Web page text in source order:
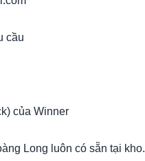
cầu
của Winner
Long luôn có sẵn tại kho.